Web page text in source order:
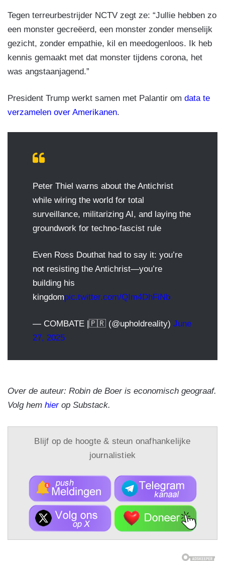
Tegen terreurbestrijder NCTV zegt ze: “Jullie hebben zo
een monster gecreëerd, een monster zonder menselijk
gezicht, zonder empathie, kil en meedogenloos. Ik heb
kennis gemaakt met dat monster tijdens corona, het
was angstaanjagend.”
President Trump werkt samen met Palantir om data te
verzamelen over Amerikanen.
Peter Thiel warns about the Antichrist
while wiring the world for total
surveillance, militarizing AI, and laying the
groundwork for techno-fascist rule
Even Ross Douthat had to say it: you’re
not resisting the Antichrist—you’re
building his
kingdompic.twitter.com/QIm4DhFiNb
— COMBATE |🇵🇷 (@upholdreality) June
27, 2025
Over de auteur: Robin de Boer is economisch geograaf.
Volg hem hierop Substack.
Blijf op de hoogte & steun onafhankelijke
journalistiek